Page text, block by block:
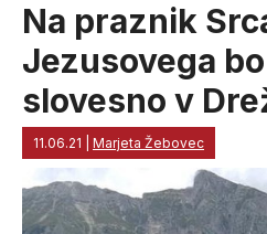
Na praznik
Jezusovega
slovesno v
11.06.21 Marjeta Žebovec